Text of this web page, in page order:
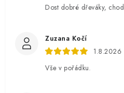
Dost dobré dřeváky,
Zuzana Kočí
1.8.2026
Vše v pořádku.